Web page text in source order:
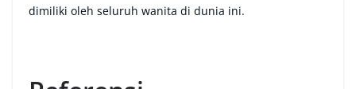
dimiliki oleh seluruh wanita di dunia ini.